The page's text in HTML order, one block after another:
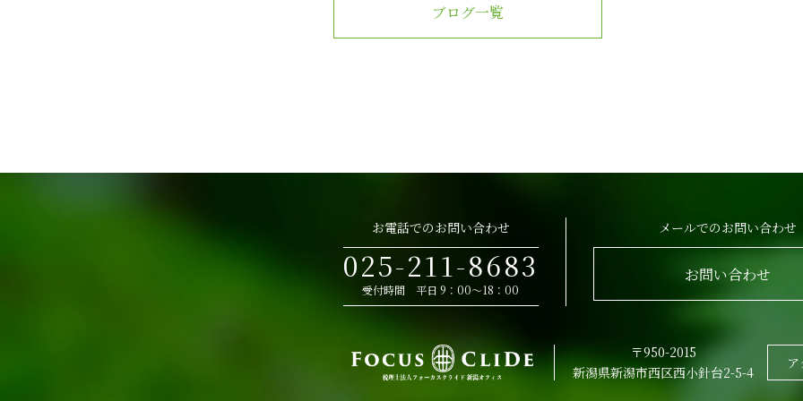
ブログ一覧
お電話でのお問い合わせ
025-211-8683
受付時間 平日 9：00～18：00
メールでのお問い合わせ
お問い合わせ
〒950-2015
新潟県新潟市西区西小針台2-5-4